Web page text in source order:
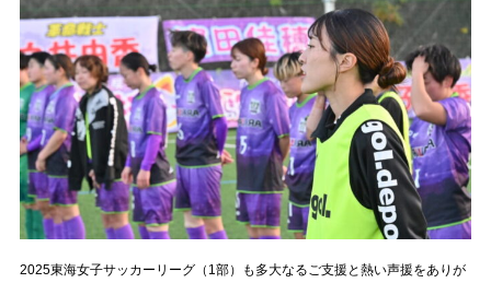
2025東海女子サッカーリーグ（1部）も多大なるご支援と熱い声援をありが